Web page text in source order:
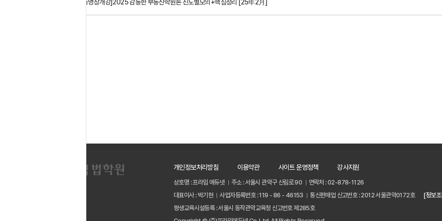
[동영상개강]2025 감동한 부동산학원론 진도별모의+핵심정리 [25年2月]
개인정보처리방침 이용약관 사이트 운영정책 강사지원
상호명 : 프라임 에듀넷 주소 : 서울시 관악구 신림로 90
연락처 : 02-878-1126
대표이사 : 박기현
사업자등록번호 : 119 - 86 - 46153 통신판매업 신고번호 : 2012 서울관악0172호
[정보
평생교육시설등록 : 서울시 동작관악교육청 신고번호 제285호